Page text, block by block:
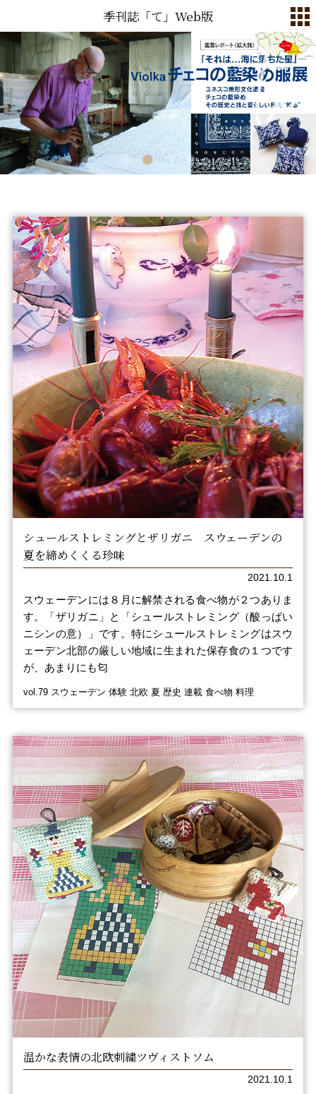
季刊誌「て」Web版
シュールストレミングとザリガニ スウェーデンの
夏を締めくくる珍味
2021.10.1
スウェーデンには８月に解禁される食べ物が２つありま
す。「ザリガニ」と「シュールストレミング（酸っぱい
ニシンの意）」です。特にシュールストレミングはスウ
ェーデン北部の厳しい地域に生まれた保存食の１つです
が、あまりにも匂
vol.79 スウェーデン 体験 北欧 夏 歴史 連載 食べ物 料理
温かな表情の北欧刺繍ツヴィストソム
2021.10.1